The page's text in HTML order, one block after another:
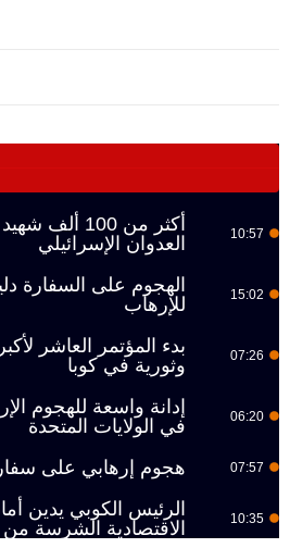
10:57
أكثر من 100
العدوان الإسرائيلي
15:02
الهجوم على السفارة
للإرهاب
07:26
بدء المؤتمر العاشر
وثورية في كوبا
06:20
إدانة واسعة للهجوم
في الولايات المتحدة
07:57 هجوم إرهابي على
10:35
الرئيس الكوبي يدين
الاقتصادية الشرسة